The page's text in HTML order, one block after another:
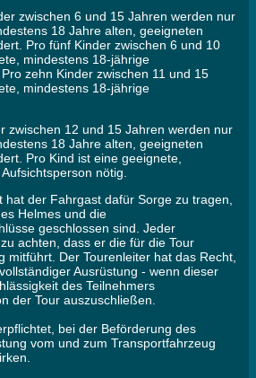
zwischen 6 und 15 Jahren werden nur
18 Jahre alten, geeigneten
Pro fünf Kinder zwischen 6 und 10
mindestens 18-jährige
zehn Kinder zwischen 11 und 15
mindestens 18-jährige
zwischen 12 und 15 Jahren werden nur
18 Jahre alten, geeigneten
Pro Kind ist eine geeignete,
nötig.
der Fahrgast dafür Sorge zu tragen,
Helmes und die
geschlossen sind. Jeder
achten, dass er die für die Tour
mitführt. Der Tourenleiter hat das Recht,
Ausrüstung - wenn dieser
des Teilnehmers
der Tour auszuschließen.
bei der Beförderung des
vom und zum Transportfahrzeug